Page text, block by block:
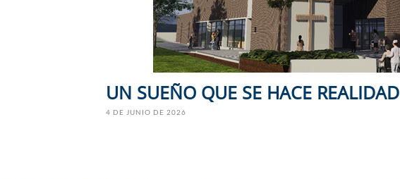
UN SUEÑO QUE SE HACE REALIDAD
4 DE JUNIO DE 2026